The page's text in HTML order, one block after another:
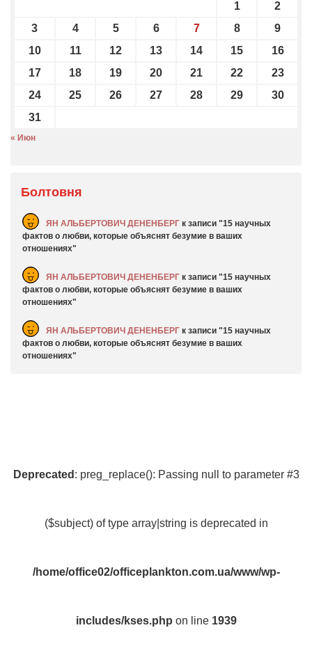
1
2
3
4 5 6 7 8
9
10
11 12 13 14 15
16
17
18 19 20 21 22
23
24
25 26 27 28 29
30
31
« Июн
Болтовня
ЯН АЛЬБЕРТОВИЧ ДЕНЕНБЕРГ к записи
15 научных
фактов о любви, которые объяснят безумие в ваших
отношениях
ЯН АЛЬБЕРТОВИЧ ДЕНЕНБЕРГ к записи
15 научных
фактов о любви, которые объяснят безумие в ваших
отношениях
ЯН АЛЬБЕРТОВИЧ ДЕНЕНБЕРГ к записи
15 научных
фактов о любви, которые объяснят безумие в ваших
отношениях
Deprecated : preg_replace(): Passing null to parameter #3
($subject) of type array|string is deprecated in
/home/office02/officeplankton.com.ua/www/wp-
includes/kses.php on line 1939